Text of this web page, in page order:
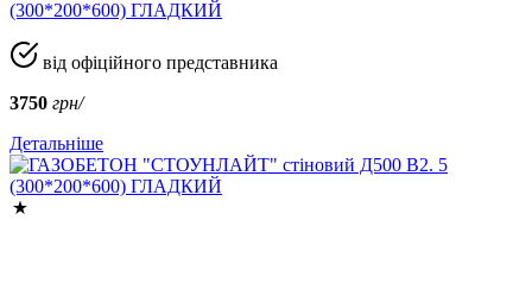
(300*200*600) ГЛАДКИЙ
від офіційного представника
3750 грн/
Детальніше